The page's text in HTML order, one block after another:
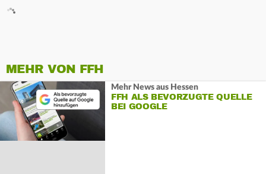
MEHR VON FFH
Mehr News aus Hessen
FFH ALS BEVORZUGTE QUELLE
BEI GOOGLE